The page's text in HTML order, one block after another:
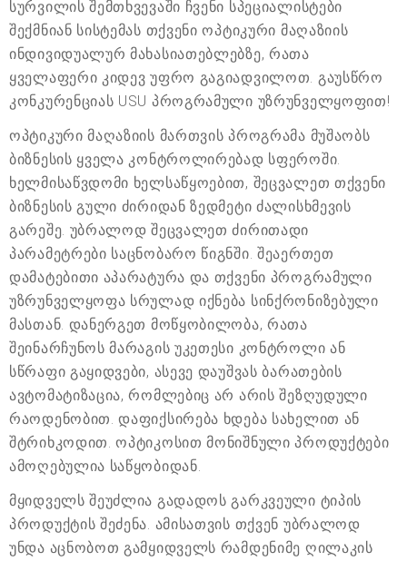
სურვილის შემთხვევაში ჩვენი სპეციალისტები
შექმნიან სისტემას თქვენი ოპტიკური მაღაზიის
ინდივიდუალურ მახასიათებლებზე, რათა
ყველაფერი კიდევ უფრო გაგიადვილოთ. გაუსწრო
კონკურენციას USU პროგრამული უზრუნველყოფით!
ოპტიკური მაღაზიის მართვის პროგრამა მუშაობს
ბიზნესის ყველა კონტროლირებად სფეროში.
ხელმისაწვდომი ხელსაწყოებით, შეცვალეთ თქვენი
ბიზნესის გული ძირიდან ზედმეტი ძალისხმევის
გარეშე. უბრალოდ შეცვალეთ ძირითადი
პარამეტრები საცნობარო წიგნში. შეაერთეთ
დამატებითი აპარატურა და თქვენი პროგრამული
უზრუნველყოფა სრულად იქნება სინქრონიზებული
მასთან. დანერგეთ მოწყობილობა, რათა
შეინარჩუნოს მარაგის უკეთესი კონტროლი ან
სწრაფი გაყიდვები, ასევე დაუშვას ბარათების
ავტომატიზაცია, რომლებიც არ არის შეზღუდული
რაოდენობით. დაფიქსირება ხდება სახელით ან
შტრიხკოდით. ოპტიკოსით მონიშნული პროდუქტები
ამოღებულია საწყობიდან.
მყიდველს შეუძლია გადადოს გარკვეული ტიპის
პროდუქტის შეძენა. ამისათვის თქვენ უბრალოდ
უნდა აცნობოთ გამყიდველს რამდენიმე ღილაკის